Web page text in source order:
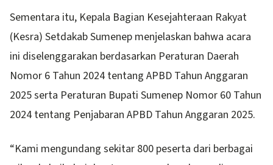
Sementara itu, Kepala Bagian Kesejahteraan Rakyat
(Kesra) Setdakab Sumenep menjelaskan bahwa acara
ini diselenggarakan berdasarkan Peraturan Daerah
Nomor 6 Tahun 2024 tentang APBD Tahun Anggaran
2025 serta Peraturan Bupati Sumenep Nomor 60 Tahun
2024 tentang Penjabaran APBD Tahun Anggaran 2025.
“Kami mengundang sekitar 800 peserta dari berbagai